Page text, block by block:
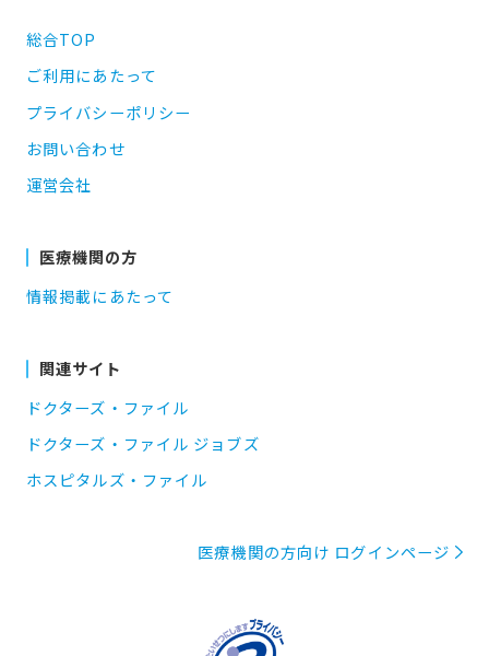
総合TOP
ご利用にあたって
プライバシーポリシー
お問い合わせ
運営会社
医療機関の方
情報掲載にあたって
関連サイト
ドクターズ・ファイル
ドクターズ・ファイル ジョブズ
ホスピタルズ・ファイル
医療機関の方向け ログインページ